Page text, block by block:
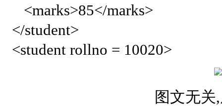
<marks>85</marks>
</student>
<student rollno = 10020>
图文无关